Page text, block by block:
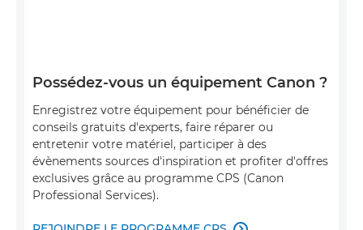
Possédez-vous un équipement Canon ?
Enregistrez votre équipement pour bénéficier de
conseils gratuits d'experts, faire réparer ou
entretenir votre matériel, participer à des
évènements sources d'inspiration et profiter d'offres
exclusives grâce au programme CPS (Canon
Professional Services).
